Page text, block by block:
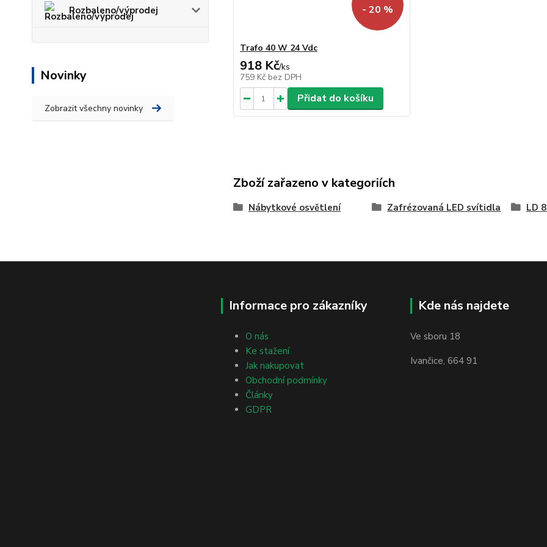
Rozbaleno/výprodej
Novinky
Zobrazit všechny novinky
- 20 %
Trafo 40 W 24 Vdc
918 Kč/ks
759 Kč bez DPH
Přidat do košíku
Zboží zařazeno v kategoriích
Nábytkové osvětlení Zafrézovaná LED svítidla LD
Informace pro zákazníky
O nás
Ke stažení
Jak nakupovat
Obchodní podmínky
Články
GDPR
Kde nás najdete
Ve sboru 18
Ivančice, 664 91